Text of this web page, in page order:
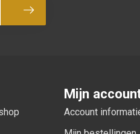
Abonneer
Mijn
Account